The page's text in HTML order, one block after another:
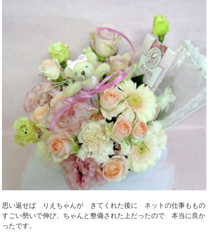
思い返せば りえちゃんが きてくれた後に ネットの仕事ももの
すごい勢いで伸び、ちゃんと整備された上だったので 本当に良か
ったです。